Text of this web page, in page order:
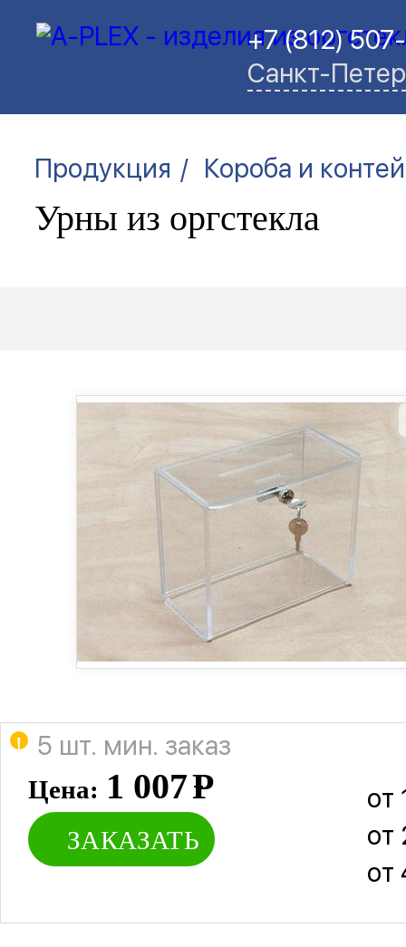
+7 (812)
Санкт-
Продукция / Короба и
Урны из оргстекла
Цена: 1 007Р
ЗАКАЗАТЬ
от
от
от
5 шт. мин. заказ